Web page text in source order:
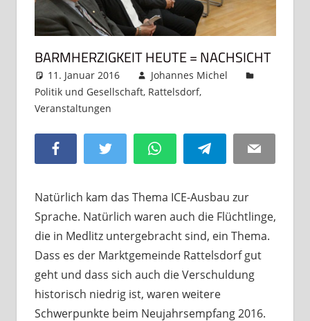
BARMHERZIGKEIT HEUTE = NACHSICHT
11. Januar 2016
Johannes Michel
Politik und Gesellschaft, Rattelsdorf,
Veranstaltungen
Facebook Twitter WhatsAppTelegram Email
Natürlich kam das Thema ICE-Ausbau zur
Sprache. Natürlich waren auch die Flüchtlinge,
die in Medlitz untergebracht sind, ein Thema.
Dass es der Marktgemeinde Rattelsdorf gut
geht und dass sich auch die Verschuldung
historisch niedrig ist, waren weitere
Schwerpunkte beim Neujahrsempfang 2016.